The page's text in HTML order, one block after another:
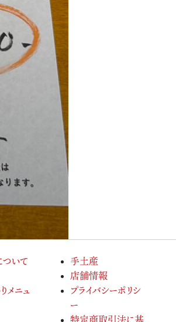
いて
メニュ
手土産
店舗情報
プライバシーポリシ
ー